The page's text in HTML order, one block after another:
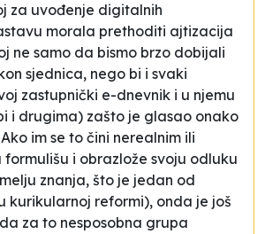
za uvođenje digitalnih
morala prethoditi ajtizacija
ne samo da bismo brzo dobijali
sjednica, nego bi i svaki
zastupnički e-dnevnik i u njemu
i drugima) zašto je glasao onako
im se to čini nerealnim ili
i obrazlože svoju odluku
znanja, što je jedan od
kurikularnoj reformi), onda je još
za to nesposobna grupa